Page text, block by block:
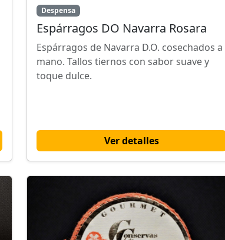
Despensa
Espárragos DO Navarra Rosara
Espárragos de Navarra D.O. cosechados a
mano. Tallos tiernos con sabor suave y
toque dulce.
Ver detalles